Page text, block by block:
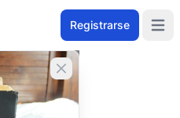
Registrarse
Cerrar banner